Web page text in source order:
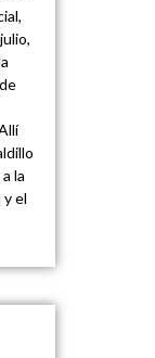
la
el